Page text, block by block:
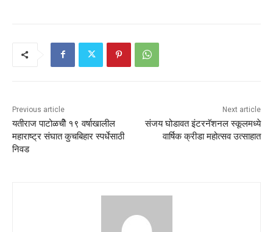
Previous article
यतीराज पाटोळचीे १९ वर्षाखालील
महाराष्ट्र संघात कुचबिहार स्पर्धेसाठी
निवड
Next article
संजय घोडावत इंटरनॅशनल स्कूलमध्ये
वार्षिक क्रीडा महोत्सव उत्साहात